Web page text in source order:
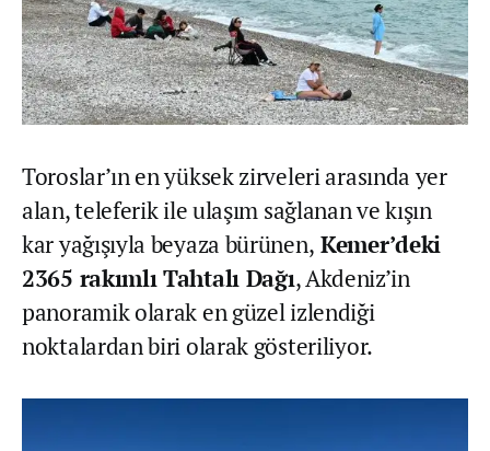
Toroslar’ın en yüksek zirveleri arasında yer
alan, teleferik ile ulaşım sağlanan ve kışın
kar yağışıyla beyaza bürünen, Kemer’deki
2365 rakımlı Tahtalı Dağı, Akdeniz’in
panoramik olarak en güzel izlendiği
noktalardan biri olarak gösteriliyor.